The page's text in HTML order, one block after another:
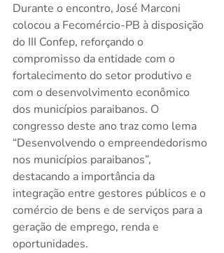
Durante o encontro, José Marconi
colocou a Fecomércio-PB à disposição
do III Confep, reforçando o
compromisso da entidade com o
fortalecimento do setor produtivo e
com o desenvolvimento econômico
dos municípios paraibanos. O
congresso deste ano traz como lema
“Desenvolvendo o empreendedorismo
nos municípios paraibanos”,
destacando a importância da
integração entre gestores públicos e o
comércio de bens e de serviços para a
geração de emprego, renda e
oportunidades.